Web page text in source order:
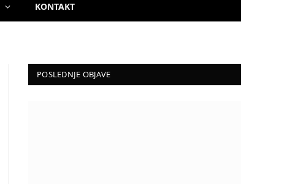
KONTAKT
POSLEDNJE OBJAVE